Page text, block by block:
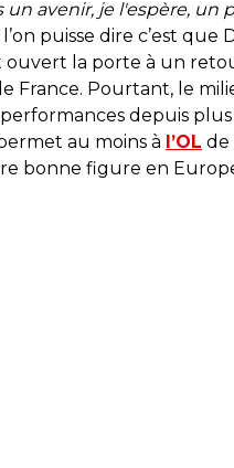
un avenir, je l'espère, un
puisse dire c’est que
ouvert la porte à un
France. Pourtant, le
depuis plus
au moins à l’OL de
bonne figure en